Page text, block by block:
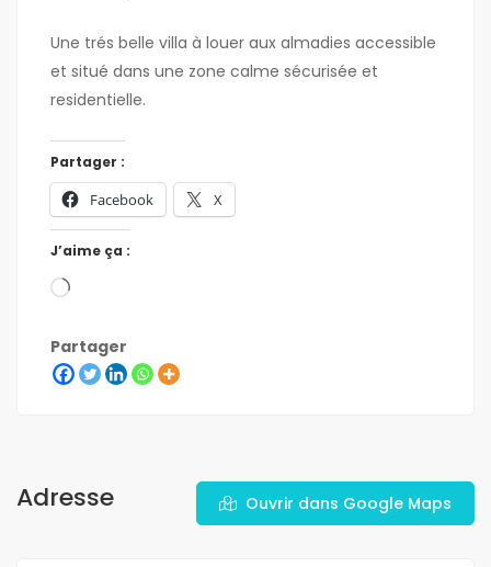
Une trés belle villa à louer aux almadies accessible
et situé dans une zone calme sécurisée et
residentielle.
Partager :
Facebook X
J’aime ça :
Partager
Adresse Ouvrir dans Google Maps